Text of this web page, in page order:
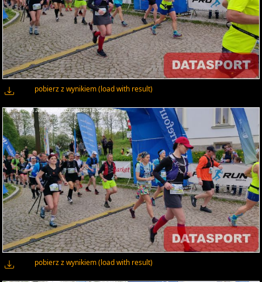
pobierz z wynikiem (load with result)
pobierz z wynikiem (load with result)